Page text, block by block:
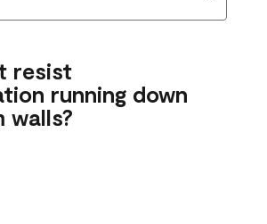
resist
running down
walls?